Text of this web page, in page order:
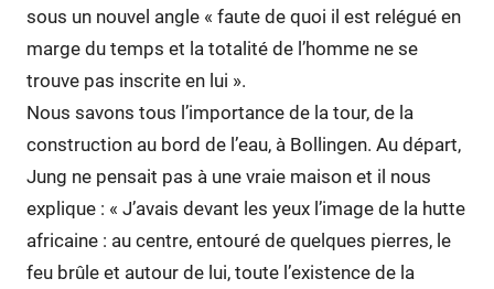
sous un nouvel angle « faute de quoi il est relégué en
marge du temps et la totalité de l’homme ne se
trouve pas inscrite en lui ».
Nous savons tous l’importance de la tour, de la
construction au bord de l’eau, à Bollingen. Au départ,
Jung ne pensait pas à une vraie maison et il nous
explique : « J’avais devant les yeux l’image de la hutte
africaine : au centre, entouré de quelques pierres, le
feu brûle et autour de lui, toute l’existence de la